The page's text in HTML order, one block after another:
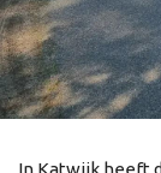
In Katwijk heeft